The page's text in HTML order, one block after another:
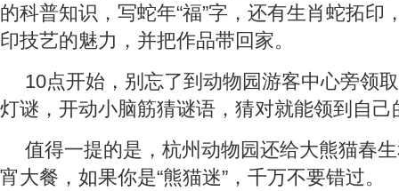
的科普知识，写蛇年“福”字，还有生肖蛇拓印
印技艺的魅力，并把作品带回家。
10点开始，别忘了到动物园游客中心旁领
灯谜，开动小脑筋猜谜语，猜对就能领到自己
值得一提的是，杭州动物园还给大熊猫春
宵大餐，如果你是“熊猫迷”，千万不要错过。